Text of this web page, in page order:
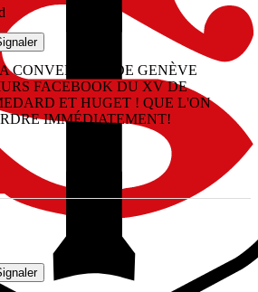
CONVENTION DE GENÈVE
FACEBOOK DU XV DE
ET HUGET ! QUE L'ON
IMMÉDIATEMENT!